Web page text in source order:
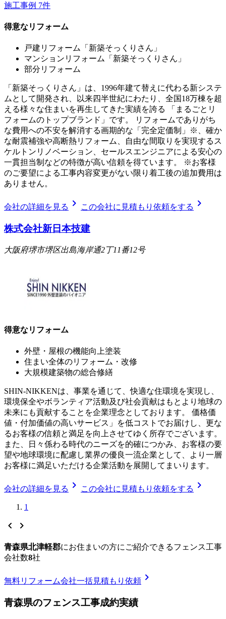
施工事例 7件
得意なリフォーム
戸建リフォーム「新築そっくりさん」
マンションリフォーム「新築そっくりさん」
部分リフォーム
「新築そっくりさん」は、1996年建て替えに代わる新システ
ムとして開発され、以来四半世紀にわたり、全国18万棟を超
える様々な住まいを再生してきた実績を誇る 「まるごとリ
フォームのトップブランド」です。 リフォームでありがち
な費用への不安を解消する画期的な「完全定価制」※、確か
な耐震補強や高断熱リフォーム、自由な間取りを実現するス
ケルトンリノベーション、セールスエンジニアによる安心の
一貫担当制などの特徴が高い信頼を得ています。 ※お客様
のご要望による工事内容変更がない限り着工後の追加費用は
ありません。
会社の詳細を見る chevron_right この会社に見積もり依頼をする chevron_right
株式会社新日本技建
大阪府堺市堺区出島海岸通2丁11番12号
得意なリフォーム
外壁・屋根の機能向上塗装
住まい全体のリフォーム・改修
大規模建築物の総合修繕
SHIN-NIKKENは、事業を通じて、快適な住環境を実現し、
環境保全やボランティア活動及び社会貢献はもとより地球の
未来にも貢献することを企業理念としております。 価格価
値・付加価値の高いサービス」を低コストでお届けし、更な
るお客様の信頼と満足を向上させてゆく所存でございます。
また、日々係わる時代のニーズを的確につかみ、お客様の要
望や地球環境に配慮し業界の優良一流企業として、より一層
お客様に満足いただける企業活動を展開してまいります。
会社の詳細を見る chevron_right この会社に見積もり依頼をする chevron_right
1
chevron_left chevron_right
青森県北津軽郡にお住まいの方にご紹介できるフェンス工事
会社数8社
無料リフォーム会社一括見積もり依頼 chevron_right
青森県のフェンス工事成約実績